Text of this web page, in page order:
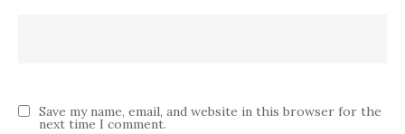
Save my name, email, and website in this browser for the
next time I comment.